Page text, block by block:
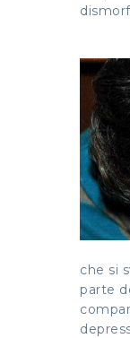
che si
parte